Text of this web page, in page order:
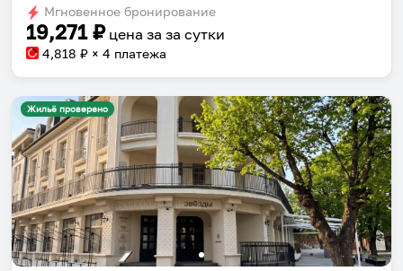
changing
dates.
changing
dates.
Мгновенное бронирование
19,271₽ цена за за сутки
4,818 ₽ × 4 платежа
Жильё проверено